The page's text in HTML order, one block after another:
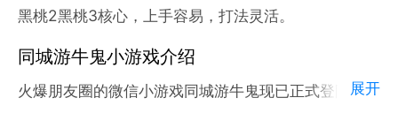
黑桃2黑桃3核心，上手容易，打法灵活。
同城游牛鬼小游戏介绍
火爆朋友圈的微信小游戏同城游牛鬼现已正式登陆腾讯
展开